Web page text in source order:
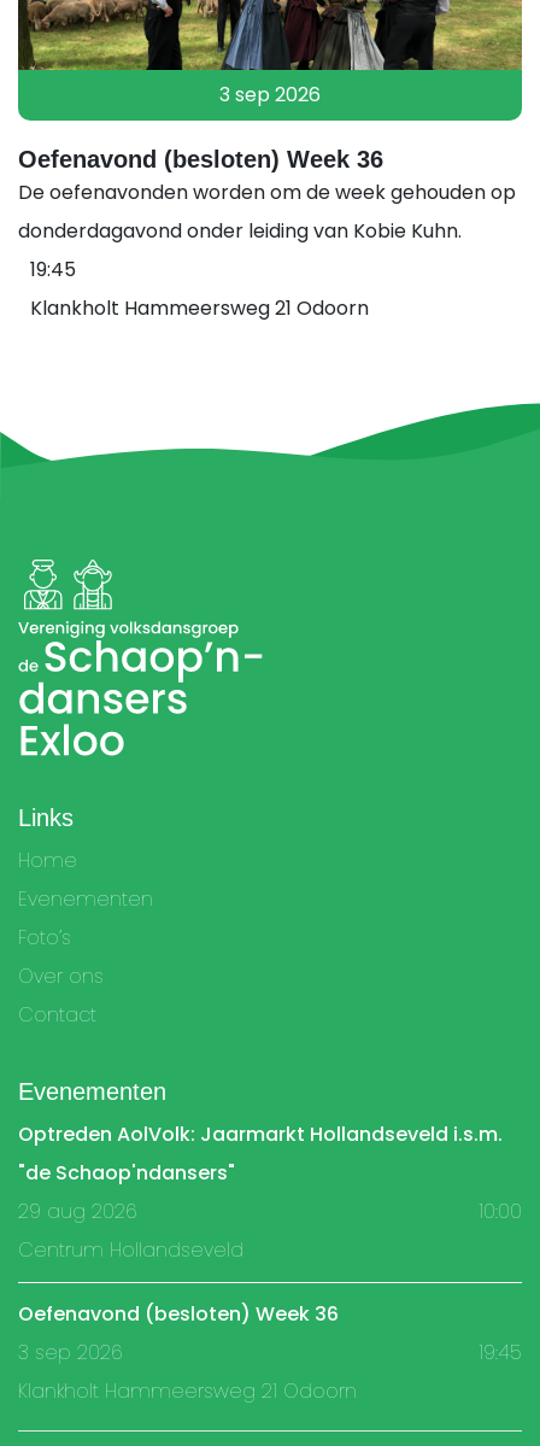
3 sep 2026
Oefenavond (besloten) Week 36
De oefenavonden worden om de week gehouden op
donderdagavond onder leiding van Kobie Kuhn.
19:45
Klankholt Hammeersweg 21 Odoorn
Links
Home
Evenementen
Foto’s
Over ons
Contact
Evenementen
Optreden AolVolk: Jaarmarkt Hollandseveld i.s.m.
"de Schaop'ndansers"
29 aug 2026
10:00
Centrum Hollandseveld
Oefenavond (besloten) Week 36
3 sep 2026
19:45
Klankholt Hammeersweg 21 Odoorn